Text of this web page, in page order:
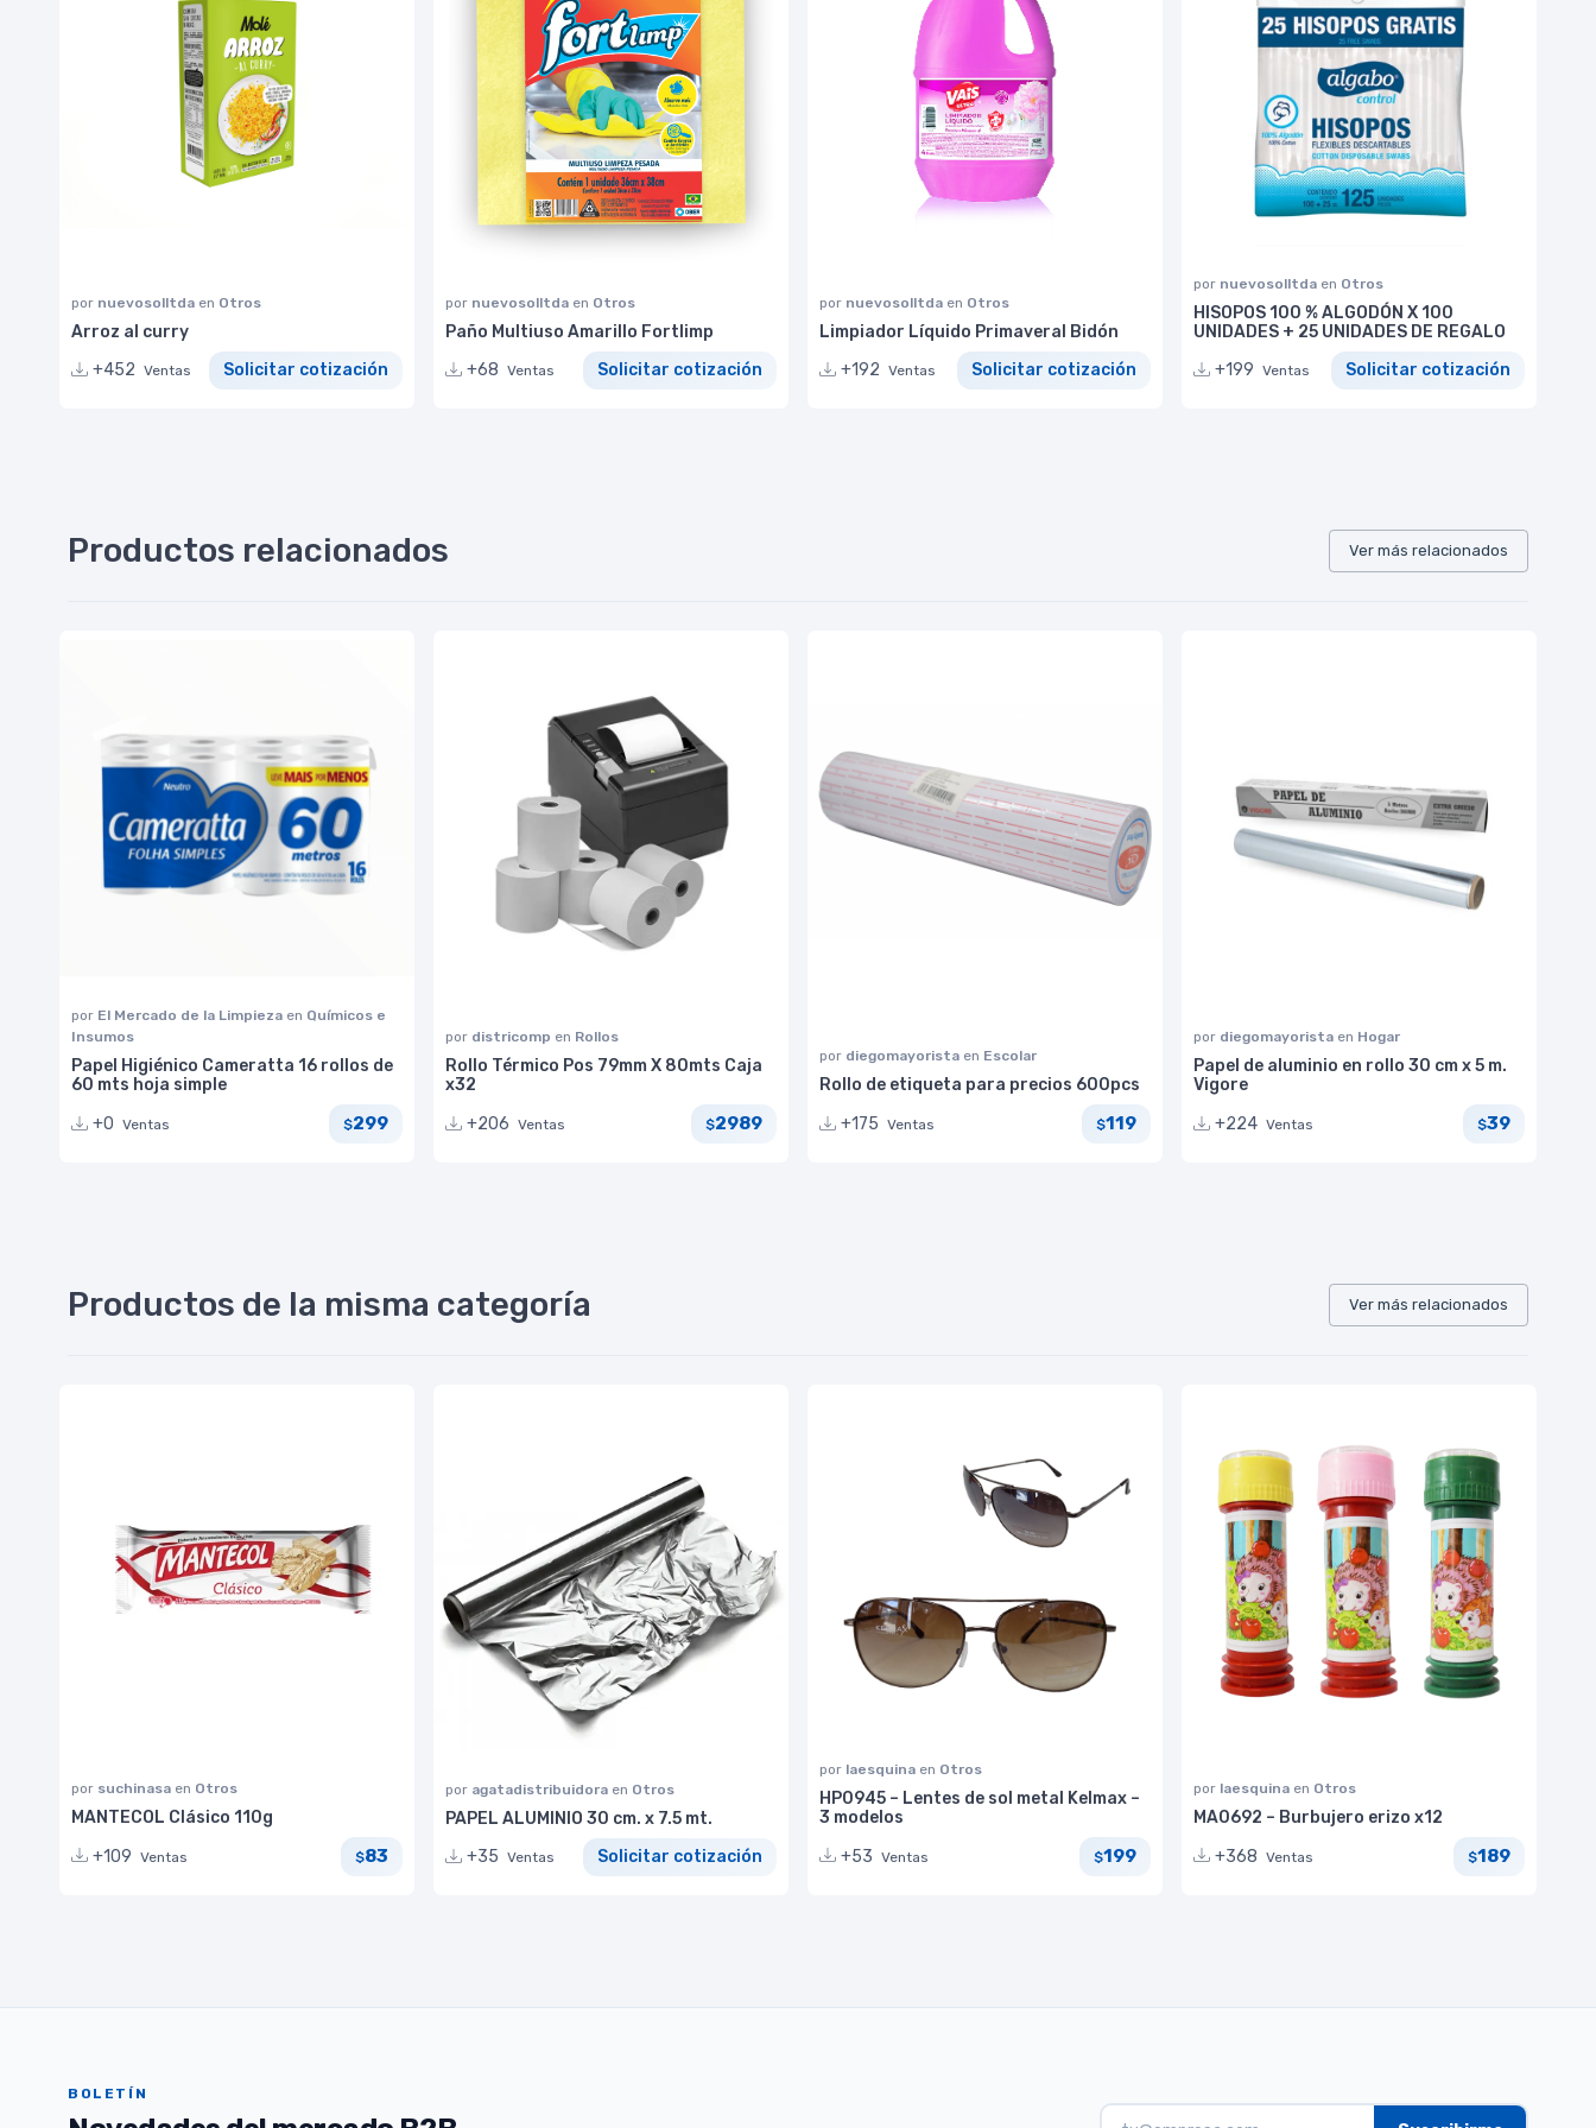
por nuevosolltda en Otros
Arroz al curry
+452 Ventas Solicitar cotización
por nuevosolltda en Otros
Paño Multiuso Amarillo Fortlimp
+68 Ventas Solicitar cotización
por nuevosolltda en Otros
Limpiador Líquido Primaveral Bidón
+192 Ventas Solicitar cotización
por nuevosolltda en Otros
HISOPOS 100 % ALGODÓN X 100
UNIDADES + 25 UNIDADES DE REGALO
+199 Ventas Solicitar cotización
Productos relacionados Ver más relacionados
por El Mercado de la Limpieza en Químicos e
Insumos
Papel Higiénico Cameratta 16 rollos de
60 mts hoja simple
+0 Ventas $299
por districomp en Rollos
Rollo Térmico Pos 79mm X 80mts Caja
x32
+206 Ventas $2989
por diegomayorista en Escolar
Rollo de etiqueta para precios 600pcs
+175 Ventas $119
por diegomayorista en Hogar
Papel de aluminio en rollo 30 cm x 5 m.
Vigore
+224 Ventas $39
Productos de la misma categoría Ver más relacionados
por suchinasa en Otros
MANTECOL Clásico 110g
+109 Ventas $83
por agatadistribuidora en Otros
PAPEL ALUMINIO 30 cm. x 7.5 mt.
+35 Ventas Solicitar cotización
por laesquina en Otros
HP0945 – Lentes de sol metal Kelmax –
3 modelos
+53 Ventas $199
por laesquina en Otros
MA0692 – Burbujero erizo x12
+368 Ventas $189
BOLETÍN